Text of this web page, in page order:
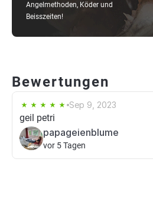
Angelmethoden, Köder und
Beisszeiten!
Bewertungen
Sep 9, 2023
geil petri
papageienblume
vor 5 Tagen